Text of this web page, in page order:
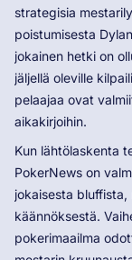
strategisia
poistumisesta
jokainen hetki on
jäljellä oleville
pelaajaa ovat
aikakirjoihin.
Kun lähtölaskenta
PokerNews on
jokaisesta
käännöksestä.
pokerimaailma